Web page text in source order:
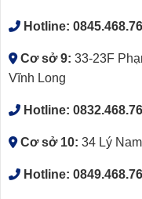
Hotline:
Cơ sở 9: 33-23F
Vĩnh Long
Hotline:
Cơ sở 10: 34 Lý
Hotline: